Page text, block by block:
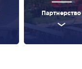
Партнерство